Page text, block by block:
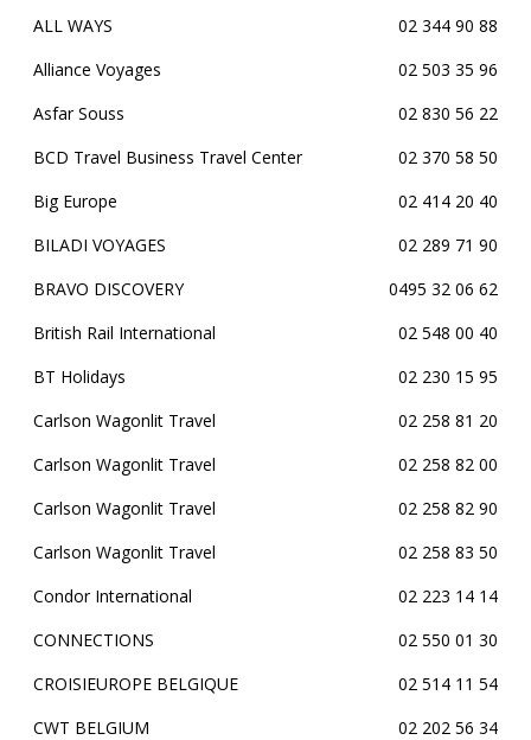
ALL WAYS
02 344 90 88
Alliance Voyages
02 503 35 96
Asfar Souss
02 830 56 22
BCD Travel Business Travel Center
02 370 58 50
Big Europe
02 414 20 40
BILADI VOYAGES
02 289 71 90
BRAVO DISCOVERY
0495 32 06 62
British Rail International
02 548 00 40
BT Holidays
02 230 15 95
Carlson Wagonlit Travel
02 258 81 20
Carlson Wagonlit Travel
02 258 82 00
Carlson Wagonlit Travel
02 258 82 90
Carlson Wagonlit Travel
02 258 83 50
Condor International
02 223 14 14
CONNECTIONS
02 550 01 30
CROISIEUROPE BELGIQUE
02 514 11 54
CWT BELGIUM
02 202 56 34